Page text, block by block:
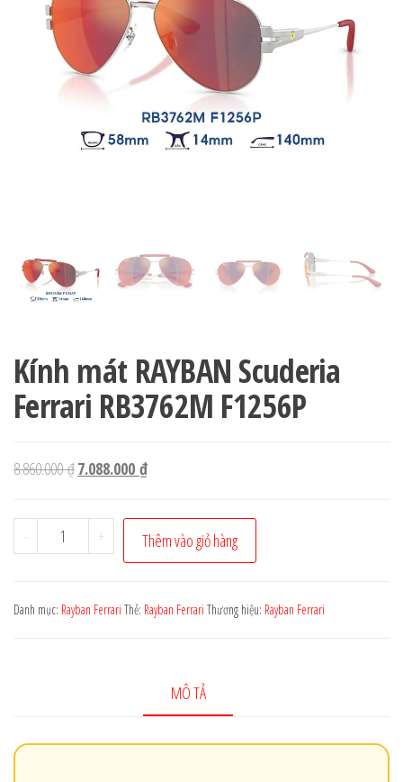
Kính mát RAYBAN Scuderia
Ferrari RB3762M F1256P
8.860.000₫Giá
là:
8.860.000 ₫.
7.088.000 ₫Giá
tại
là:
7.088.000 ₫.
-
Kính
mát
Scuderia
+ Thêm vào giỏ hàng
Danh mục: Rayban Ferrari Thẻ: Rayban Ferrari Thương hiệu: Rayban Ferrari
MÔ TẢ